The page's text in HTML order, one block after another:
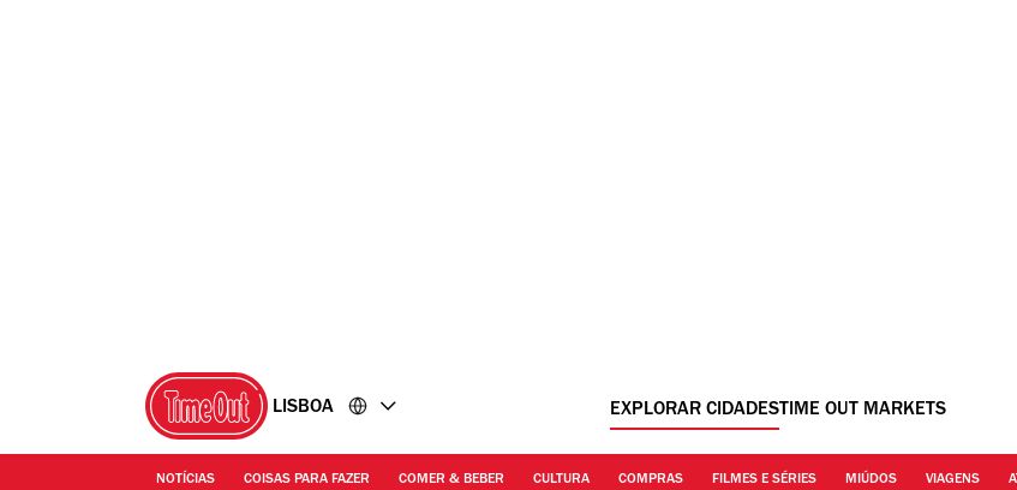
LISBOA EXPLORAR CIDADESTIME OUT MARKETS
NOTÍCIAS COISAS PARA FAZER COMER & BEBER CULTURA COMPRAS FILMES E SÉRIES MIÚDOS VIAGENS